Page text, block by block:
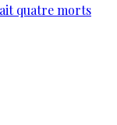
quatre morts